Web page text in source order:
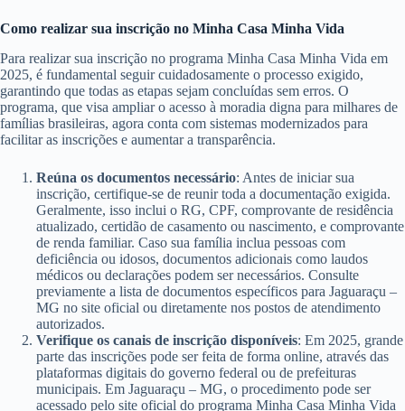
Como realizar sua inscrição no Minha Casa Minha Vida
Para realizar sua inscrição no programa Minha Casa Minha Vida em
2025, é fundamental seguir cuidadosamente o processo exigido,
garantindo que todas as etapas sejam concluídas sem erros. O
programa, que visa ampliar o acesso à moradia digna para milhares de
famílias brasileiras, agora conta com sistemas modernizados para
facilitar as inscrições e aumentar a transparência.
Reúna os documentos necessário: Antes de iniciar sua
inscrição, certifique-se de reunir toda a documentação exigida.
Geralmente, isso inclui o RG, CPF, comprovante de residência
atualizado, certidão de casamento ou nascimento, e comprovante
de renda familiar. Caso sua família inclua pessoas com
deficiência ou idosos, documentos adicionais como laudos
médicos ou declarações podem ser necessários. Consulte
previamente a lista de documentos específicos para Jaguaraçu –
MG no site oficial ou diretamente nos postos de atendimento
autorizados.
Verifique os canais de inscrição disponíveis: Em 2025, grande
parte das inscrições pode ser feita de forma online, através das
plataformas digitais do governo federal ou de prefeituras
municipais. Em Jaguaraçu – MG, o procedimento pode ser
acessado pelo site oficial do programa Minha Casa Minha Vida